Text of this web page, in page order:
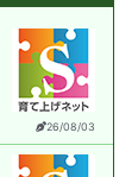
26/08/03